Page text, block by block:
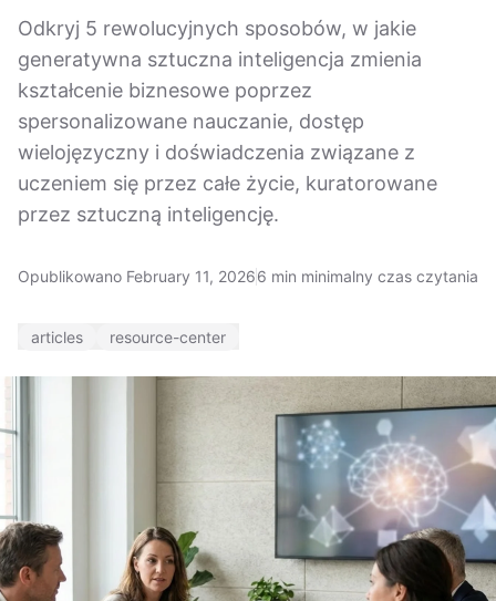
Odkryj 5 rewolucyjnych sposobów, w jakie
generatywna sztuczna inteligencja zmienia
kształcenie biznesowe poprzez
spersonalizowane nauczanie, dostęp
wielojęzyczny i doświadczenia związane z
uczeniem się przez całe życie, kuratorowane
przez sztuczną inteligencję.
Opublikowano February 11, 20266 min minimalny czas czytania
articles resource-center